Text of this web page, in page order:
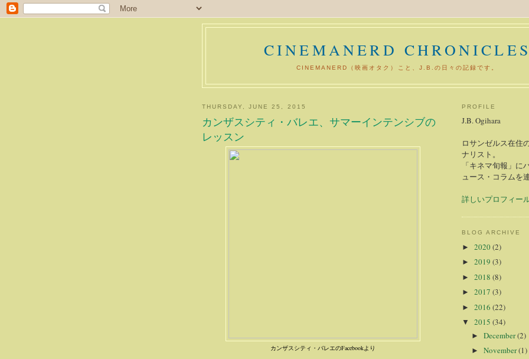
CINEMANERD
CINEMANERD（映画オタク）こと、J.B.の日々の記録です。
THURSDAY, JUNE 25, 2015
カンザスシティ・バレエ、サマーインテンシブの
レッスン
カンザスシティ・バレエのFacebookより
PROFILE
J.B. Ogihara
ロサンゼルス在住
ナリスト。
「キネマ旬報」に
ュース・コラムを
詳しいプロフィー
BLOG ARCHIVE
► 2020(2)
► 2019 (3)
► 2018 (8)
► 2017 (3)
► 2016 (22)
▼ 2015 (34)
► December(2)
► November(1)